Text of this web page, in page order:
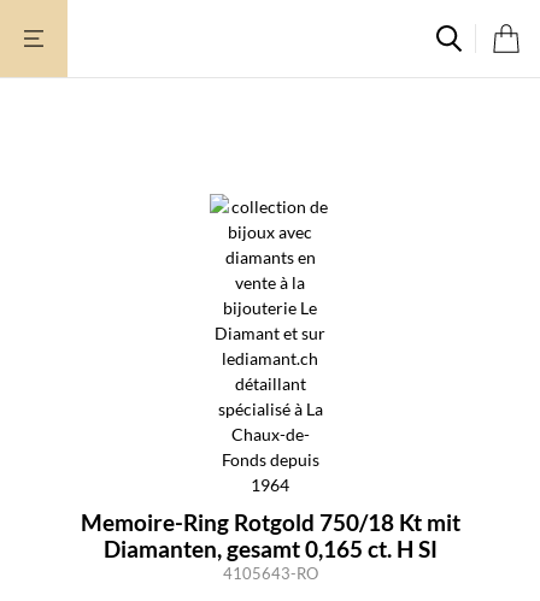
Inhalt
Memoire-Ring Rotgold 750/18 Kt mit
Diamanten, gesamt 0,165 ct. H SI
4105643-RO